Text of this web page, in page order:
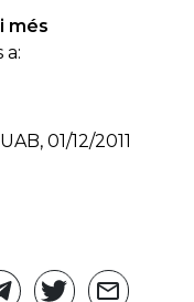
més
a:
01/12/2011